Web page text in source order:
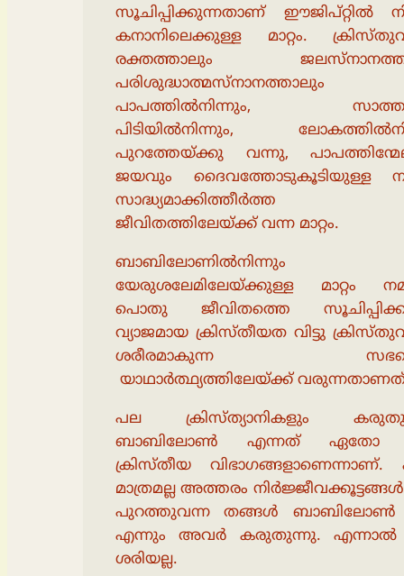
സൂചിപ്പിക്കുന്നതാണ് ഈജിപ്റ്റില്‍
കനാനിലെക്കുള്ള മാറ്റം.
രക്തത്താലും
പരിശുദ്ധാത്മസ്‌നാനത്താലും
പാപത്തില്‍നിന്നും,
പിടിയില്‍നിന്നും,
പുറത്തേയ്ക്കു വന്നു,
ജയവും ദൈവത്തോടുകൂടിയുള്ള
സാദ്ധ്യമാക്കിത്തീര്‍ത്ത
ജീവിതത്തിലേയ്ക്ക് വന്ന മാറ്റം.
ബാബിലോണില്‍നിന്നും
യേരുശലേമിലേയ്ക്കുള്ള മാറ്റം
പൊതു ജീവിതത്തെ
വ്യാജമായ ക്രിസ്തീയത വിട്ടു
ശരീരമാകുന്ന
യാഥാര്‍ത്ഥ്യത്തിലേയ്ക്ക്
പല ക്രിസ്ത്യാനികളും
ബാബിലോണ്‍ എന്നത് ഏതോ
ക്രിസ്തീയ വിഭാഗങ്ങളാണെന്നാണ്.
മാത്രമല്ല അത്തരം നിര്‍ജ്ജീവക്കൂട്ടങ്ങള്‍
പുറത്തുവന്ന തങ്ങള്‍ ബാബിലോണ്‍
എന്നും അവര്‍ കരുതുന്നു.
ശരിയല്ല.